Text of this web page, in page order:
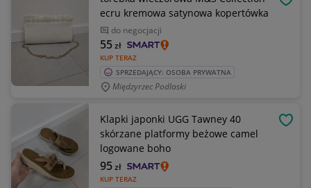
ecru kremowa satynowa kopertówka
do negocjacji
KUP TERAZ
55zł
SPRZEDAJĄCY: OSOBA PRYWATNA
Międzyrzec Podlaski
Klapki japonki UGG Tawney 40
skórzane platformy beżowe camel
logowane boho
KUP TERAZ
95zł